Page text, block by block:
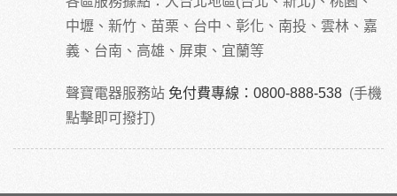
中壢、新竹、苗栗、台中、彰化、南投、雲林、嘉
義、台南、高雄、屏東、宜蘭等
聲寶電器服務站 免付費專線：0800-888-538(手機
點擊即可撥打)